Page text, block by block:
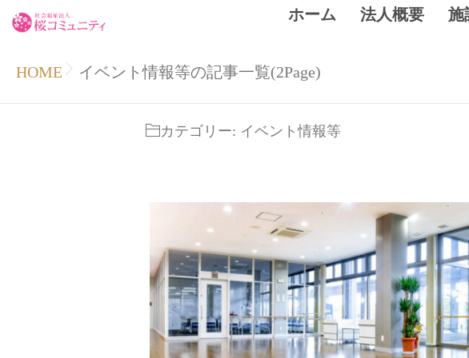
ホーム 法人概要 施
HOME イベント情報等の記事一覧(2Page)
カテゴリー: イベント情報等